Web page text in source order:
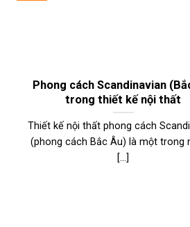
Phong cách Scandinavian
trong thiết kế nội thất
Thiết kế nội thất phong cách
(phong cách Bắc Âu) là một trong
[...]